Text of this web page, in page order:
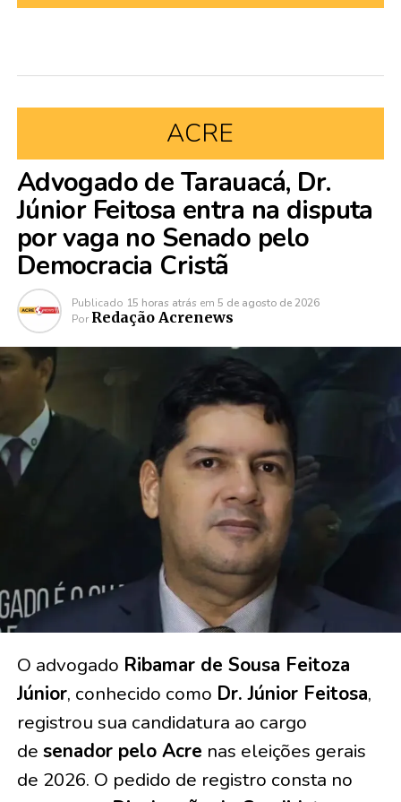
ACRE
Advogado de Tarauacá, Dr.
Júnior Feitosa entra na disputa
por vaga no Senado pelo
Democracia Cristã
Publicado 15 horas atrás em 5 de agosto de 2026
Por Redação Acrenews
O advogado Ribamar de Sousa Feitoza
Júnior, conhecido como Dr. Júnior Feitosa,
registrou sua candidatura ao cargo
de senador pelo Acre nas eleições gerais
de 2026. O pedido de registro consta no